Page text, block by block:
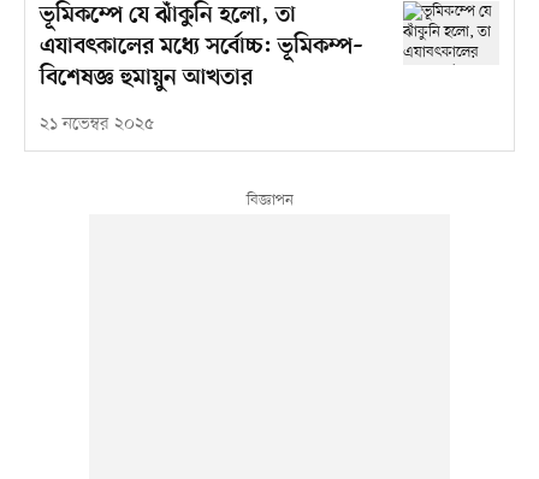
ভূমিকম্পে যে ঝাঁকুনি হলো, তা
এযাবৎকালের মধ্যে সর্বোচ্চ: ভূমিকম্প–
বিশেষজ্ঞ হুমায়ুন আখতার
২১ নভেম্বর ২০২৫